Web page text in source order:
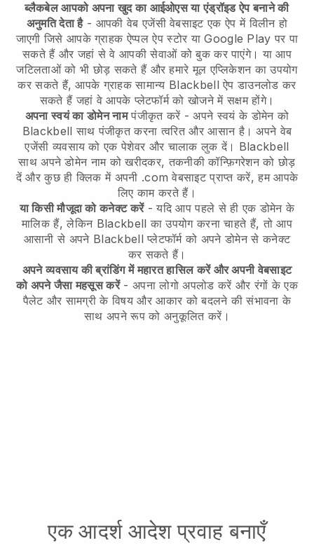
ब्लैकबेल आपको अपना खुद का आईओएस या एंड्रॉइड ऐप बनाने की
अनुमति देता है- आपकी वेब एजेंसी वेबसाइट एक ऐप में विलीन हो
जाएगी जिसे आपके ग्राहक ऐप्पल ऐप स्टोर या Google Play पर पा
सकते हैं और जहां से वे आपकी सेवाओं को बुक कर पाएंगे। या आप
जटिलताओं को भी छोड़ सकते हैं और हमारे मूल एप्लिकेशन का उपयोग
कर सकते हैं, आपके ग्राहक सामान्य Blackbell ऐप डाउनलोड कर
सकते हैं जहां वे आपके प्लेटफॉर्म को खोजने में सक्षम होंगे।
अपना स्वयं का डोमेन नामपंजीकृत करें - अपने स्वयं के डोमेन को
Blackbell साथ पंजीकृत करना त्वरित और आसान है।अपने वेब
एजेंसी व्यवसाय को एक पेशेवर और चालाक लुक दें। Blackbell
साथ अपने डोमेन नाम को खरीदकर, तकनीकी कॉन्फ़िगरेशन को छोड़
दें और कुछ ही क्लिक में अपनी .com वेबसाइट प्राप्त करें, हम आपके
लिए काम करते हैं।
या किसी मौजूदा को कनेक्ट करें- यदि आप पहले से ही एक डोमेन के
मालिक हैं, लेकिन Blackbell का उपयोग करना चाहते हैं, तो आप
आसानी से अपने Blackbell प्लेटफॉर्म को अपने डोमेन से कनेक्ट
कर सकते हैं।
अपने व्यवसाय की ब्रांडिंग में महारत हासिल करें और अपनी वेबसाइट
को अपने जैसा महसूस करें- अपना लोगो अपलोड करें और रंगों के एक
पैलेट और सामग्री के विषय और आकार को बदलने की संभावना के
साथ अपने रूप को अनुकूलित करें।
एक आदर्श आदेश प्रवाह बनाएँ